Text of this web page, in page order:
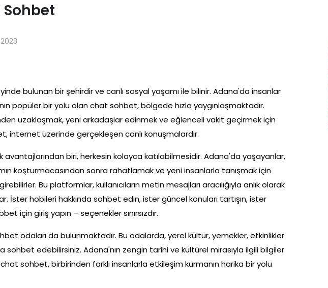
bulunan bir şehirdir ve canlı sosyal yaşamı ile bilinir. Adana'da insanlar
popüler bir yolu olan chat sohbet, bölgede hızla yaygınlaşmaktadır.
uzaklaşmak, yeni arkadaşlar edinmek ve eğlenceli vakit geçirmek için
internet üzerinde gerçekleşen canlı konuşmalardır.
biri, herkesin kolayca katılabilmesidir. Adana'da yaşayanlar,
koşturmacasından sonra rahatlamak ve yeni insanlarla tanışmak için
Bu platformlar, kullanıcıların metin mesajları aracılığıyla anlık olarak
İster hobileri hakkında sohbet edin, ister güncel konuları tartışın, ister
için giriş yapın – seçenekler sınırsızdır.
odaları da bulunmaktadır. Bu odalarda, yerel kültür, yemekler, etkinlikler
sohbet edebilirsiniz. Adana'nın zengin tarihi ve kültürel mirasıyla ilgili bilgiler
sohbet, birbirinden farklı insanlarla etkileşim kurmanın harika bir yolu